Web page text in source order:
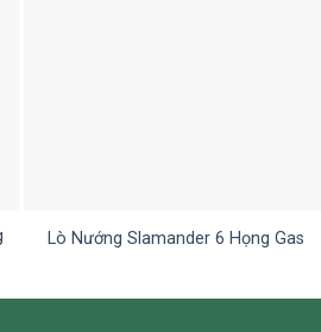
Lò Nướng Slamander 6 Họng Gas